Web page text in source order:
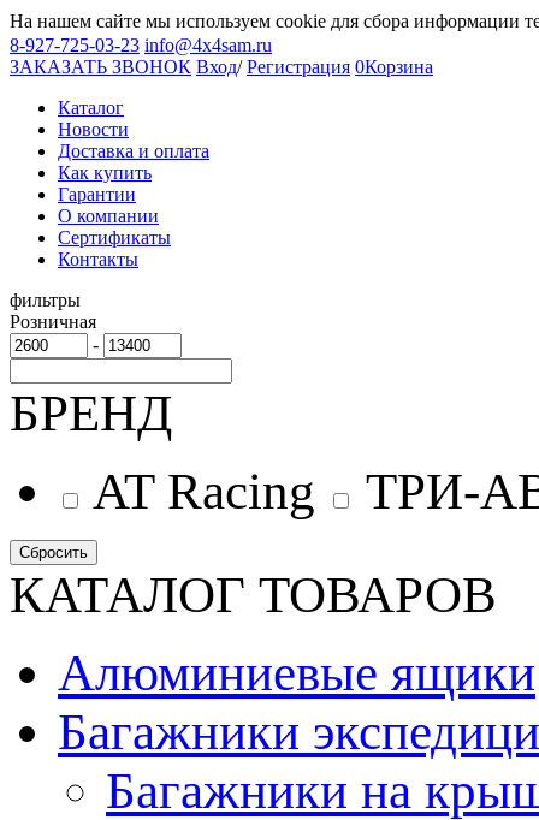
На нашем сайте мы используем cookie для сбора информации
8-927-725-03-23 info@4x4sam.ru
ЗАКАЗАТЬ ЗВОНОК Вход/Регистрация 0Корзина
Каталог
Новости
Доставка и оплата
Как купить
Гарантии
О компании
Сертификаты
Контакты
фильтры
Розничная
-
БРЕНД
AT Racing
ТРИ-
КАТАЛОГ ТОВАРОВ
Алюминиевые ящики
Багажники
Багажники на